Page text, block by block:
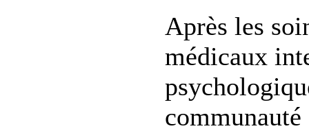
Après les
médicaux